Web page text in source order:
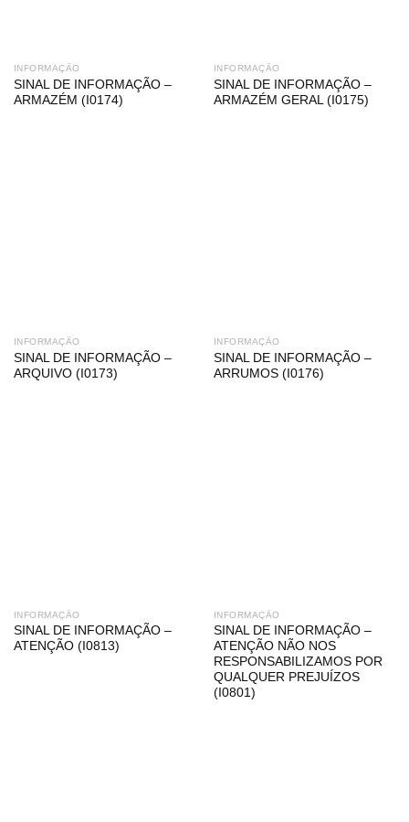
INFORMAÇÃO
SINAL DE INFORMAÇÃO –
ARMAZÉM (I0174)
INFORMAÇÃO
SINAL DE INFORMAÇÃO –
ARMAZÉM GERAL (I0175)
INFORMAÇÃO
SINAL DE INFORMAÇÃO –
ARQUIVO (I0173)
INFORMAÇÃO
SINAL DE INFORMAÇÃO –
ARRUMOS (I0176)
INFORMAÇÃO
SINAL DE INFORMAÇÃO –
ATENÇÃO (I0813)
INFORMAÇÃO
SINAL DE INFORMAÇÃO –
ATENÇÃO NÃO NOS
RESPONSABILIZAMOS POR
QUALQUER PREJUÍZOS
(I0801)